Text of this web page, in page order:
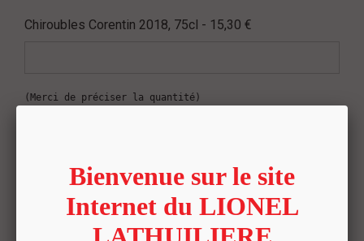
Chiroubles Corentin 2018, 75cl - 15,30 €
(Merci de préciser la quantité)
(Merci de préciser la quantité)
Morgon Coraline 2023, 75cl - 13,30 €